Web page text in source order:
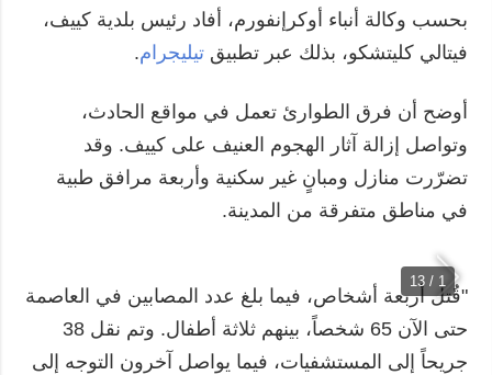
بحسب وكالة أنباء أوكرإنفورم، أفاد رئيس بلدية كييف،
فيتالي كليتشكو، بذلك عبر تطبيقتيليجرام.
أوضح أن فرق الطوارئ تعمل في مواقع الحادث،
وتواصل إزالة آثار الهجوم العنيف على كييف. وقد
تضرّرت منازل ومبانٍ غير سكنية وأربعة مرافق طبية
في مناطق متفرقة من المدينة.
1 / 13
"قُتل أربعة أشخاص، فيما بلغ عدد المصابين في العاصمة
حتى الآن 65 شخصاً، بينهم ثلاثة أطفال. وتم نقل 38
جريحاً إلى المستشفيات، فيما يواصل آخرون التوجه إلى